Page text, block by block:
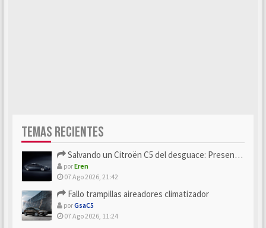
TEMAS RECIENTES
Salvando un Citroën C5 del desguace: Presentación y seguimiento
porEren
07 Ago 2026, 21:42
Fallo trampillas aireadores climatizador
porGsaC5
07 Ago 2026, 11:24